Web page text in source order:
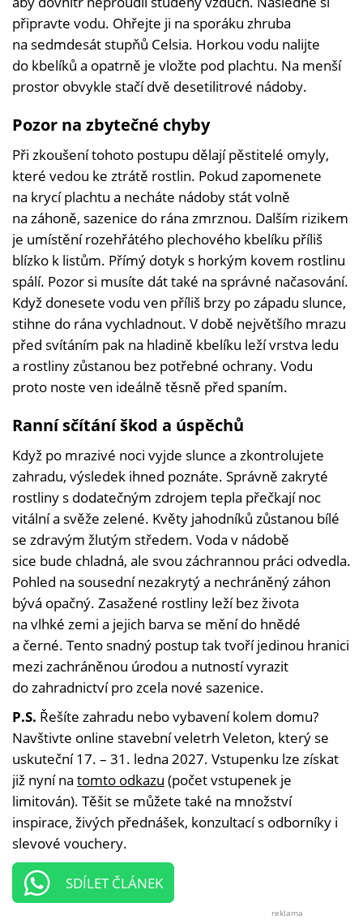
připravte vodu. Ohřejte ji na sporáku zhruba
na sedmdesát stupňů Celsia. Horkou vodu nalijte
do kbelíků a opatrně je vložte pod plachtu. Na menší
prostor obvykle stačí dvě desetilitrové nádoby.
Pozor na zbytečné chyby
Při zkoušení tohoto postupu dělají pěstitelé omyly,
které vedou ke ztrátě rostlin. Pokud zapomenete
na krycí plachtu a necháte nádoby stát volně
na záhoně, sazenice do rána zmrznou. Dalším rizikem
je umístění rozehřátého plechového kbelíku příliš
blízko k listům. Přímý dotyk s horkým kovem rostlinu
spálí. Pozor si musíte dát také na správné načasování.
Když donesete vodu ven příliš brzy po západu slunce,
stihne do rána vychladnout. V době největšího mrazu
před svítáním pak na hladině kbelíku leží vrstva ledu
a rostliny zůstanou bez potřebné ochrany. Vodu
proto noste ven ideálně těsně před spaním.
Ranní sčítání škod a úspěchů
Když po mrazivé noci vyjde slunce a zkontrolujete
zahradu, výsledek ihned poznáte. Správně zakryté
rostliny s dodatečným zdrojem tepla přečkají noc
vitální a svěže zelené. Květy jahodníků zůstanou bílé
se zdravým žlutým středem. Voda v nádobě
sice bude chladná, ale svou záchrannou práci odvedla.
Pohled na sousední nezakrytý a nechráněný záhon
bývá opačný. Zasažené rostliny leží bez života
na vlhké zemi a jejich barva se mění do hnědé
a černé. Tento snadný postup tak tvoří jedinou hranici
mezi zachráněnou úrodou a nutností vyrazit
do zahradnictví pro zcela nové sazenice.
P.S. Řešíte zahradu nebo vybavení kolem domu?
Navštivte online stavební veletrh Veleton, který se
uskuteční 17. – 31. ledna 2027. Vstupenku lze získat
již nyní na tomto odkazu (počet vstupenek je
limitován). Těšit se můžete také na množství
inspirace, živých přednášek, konzultací s odborníky i
slevové vouchery.
SDÍLET ČLÁNEK
reklama